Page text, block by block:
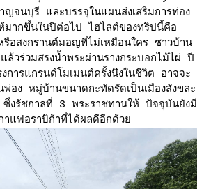
ญจนบุรี และบรรจุในแผนส่งเสริมการท่อง
ห้มากขึ้นในปีต่อไป ไฮไลต์ของทริปนี้คือ
รือสงกรานต์มอญที่ไม่เหมือนใคร ชาวบ้าน
ล้วร่วมสรงน้ำพระผ่านรางกระบอกไม้ไผ่ ปี
การแกรนด์โมเมนต์ครั้งนึงในชีวิต อาจจะ
พ่อง หมู่บ้านขนาดกะทัดรัดเป็นเมืองสังขละ
ซึ่งรัชกาลที่ 3 พระราชทานให้ ปัจจุบันยังมี
กาแฟอราบิก้าที่ได้ผลดีอีกด้ว